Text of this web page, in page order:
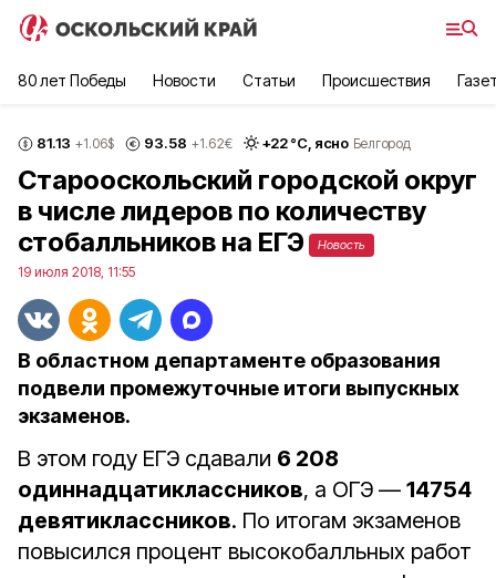
80 лет Победы Новости Статьи Происшествия
81.13 +1.06$ 93.58 +1.62€ +22°С, ясно Белгород
Старооскольский городской округ
в числе лидеров по количеству
стобалльников на ЕГЭ
Новость
19 июля 2018, 11:55
В областном департаменте образования
подвели промежуточные итоги выпускных
экзаменов.
В этом году ЕГЭ сдавали 6 208
одиннадцатиклассников, а ОГЭ — 14754
девятиклассников. По итогам экзаменов
повысился процент высокобалльных работ